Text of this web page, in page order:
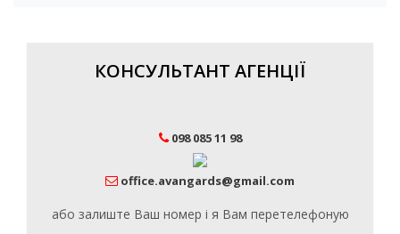
КОНСУЛЬТАНТ АГЕНЦІЇ
098 085 11 98
office.avangards@gmail.com
або залиште Ваш номер і я Вам перетелефоную